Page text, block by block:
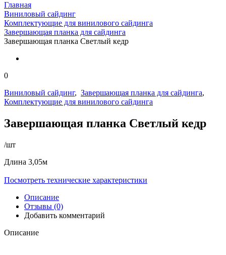
Главная
Виниловый сайдинг
Комплектующие для винилового сайдинга
Завершающая планка для сайдинга
Завершающая планка Светлый кедр
0
Виниловый сайдинг, Завершающая планка для сайдинга,
Комплектующие для винилового сайдинга
Завершающая планка Светлый кедр
/шт
Длина 3,05м
Посмотреть технические характеристики
Описание
Отзывы (0)
Добавить комментарий
Описание